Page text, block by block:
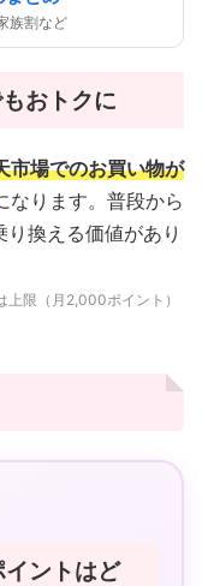
族割など
おトクに
市場でのお買い物が
なります。普段から
換える価値があり
限（月2,000ポイント）
ントはど